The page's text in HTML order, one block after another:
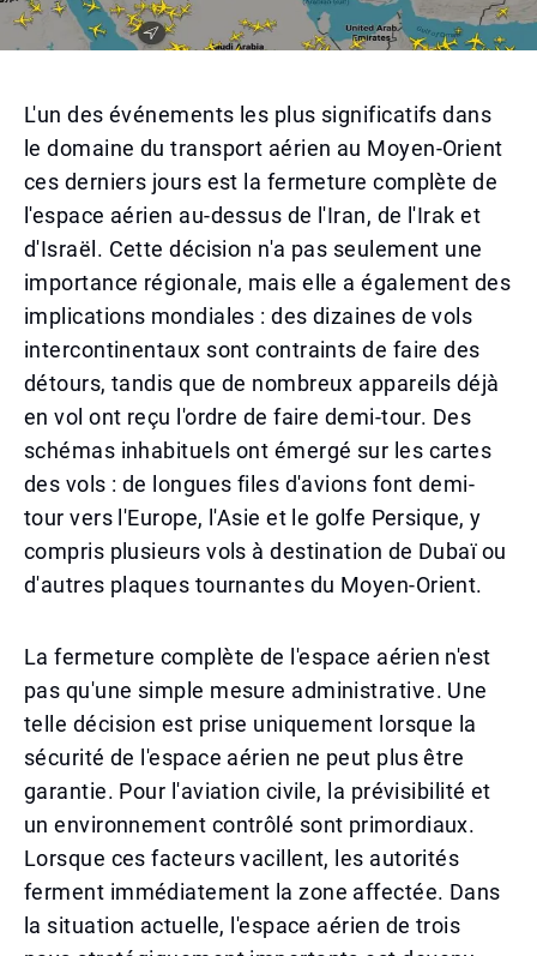
L'un des événements les plus significatifs dans
le domaine du transport aérien au Moyen-Orient
ces derniers jours est la fermeture complète de
l'espace aérien au-dessus de l'Iran, de l'Irak et
d'Israël. Cette décision n'a pas seulement une
importance régionale, mais elle a également des
implications mondiales : des dizaines de vols
intercontinentaux sont contraints de faire des
détours, tandis que de nombreux appareils déjà
en vol ont reçu l'ordre de faire demi-tour. Des
schémas inhabituels ont émergé sur les cartes
des vols : de longues files d'avions font demi-
tour vers l'Europe, l'Asie et le golfe Persique, y
compris plusieurs vols à destination de Dubaï ou
d'autres plaques tournantes du Moyen-Orient.
La fermeture complète de l'espace aérien n'est
pas qu'une simple mesure administrative. Une
telle décision est prise uniquement lorsque la
sécurité de l'espace aérien ne peut plus être
garantie. Pour l'aviation civile, la prévisibilité et
un environnement contrôlé sont primordiaux.
Lorsque ces facteurs vacillent, les autorités
ferment immédiatement la zone affectée. Dans
la situation actuelle, l'espace aérien de trois